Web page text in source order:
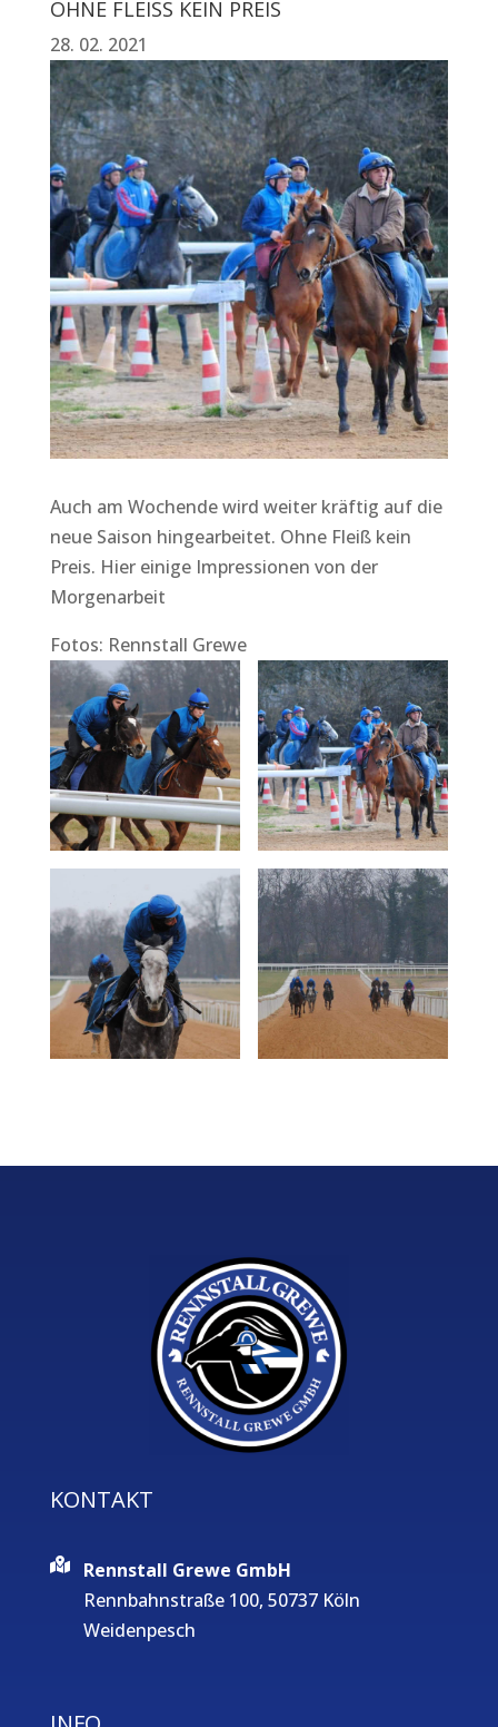
OHNE FLEISS KEIN PREIS
28. 02. 2021
Auch am Wochende wird weiter kräftig auf die
neue Saison hingearbeitet. Ohne Fleiß kein
Preis. Hier einige Impressionen von der
Morgenarbeit
Fotos: Rennstall Grewe
KONTAKT
Rennstall Grewe GmbH
Rennbahnstraße 100, 50737 Köln
Weidenpesch